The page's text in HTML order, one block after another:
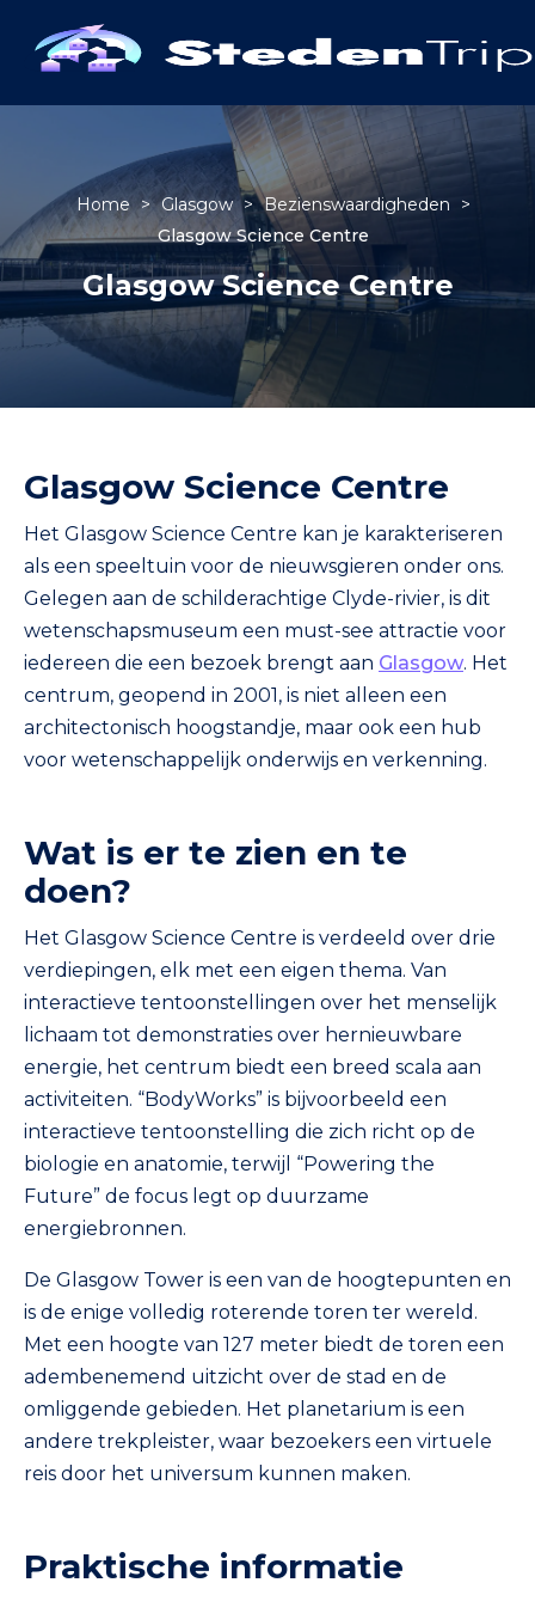
Home > Glasgow > Bezienswaardigheden
>
Glasgow Science Centre
Glasgow Science Centre
Glasgow Science Centre
Het Glasgow Science Centre kan je karakteriseren
als een speeltuin voor de nieuwsgieren onder ons.
Gelegen aan de schilderachtige Clyde-rivier, is dit
wetenschapsmuseum een must-see attractie voor
iedereen die een bezoek brengt aan Glasgow. Het
centrum, geopend in 2001, is niet alleen een
architectonisch hoogstandje, maar ook een hub
voor wetenschappelijk onderwijs en verkenning.
Wat is er te zien en te
doen?
Het Glasgow Science Centre is verdeeld over drie
verdiepingen, elk met een eigen thema. Van
interactieve tentoonstellingen over het menselijk
lichaam tot demonstraties over hernieuwbare
energie, het centrum biedt een breed scala aan
activiteiten. “BodyWorks” is bijvoorbeeld een
interactieve tentoonstelling die zich richt op de
biologie en anatomie, terwijl “Powering the
Future” de focus legt op duurzame
energiebronnen.
De Glasgow Tower is een van de hoogtepunten en
is de enige volledig roterende toren ter wereld.
Met een hoogte van 127 meter biedt de toren een
adembenemend uitzicht over de stad en de
omliggende gebieden. Het planetarium is een
andere trekpleister, waar bezoekers een virtuele
reis door het universum kunnen maken.
Praktische informatie